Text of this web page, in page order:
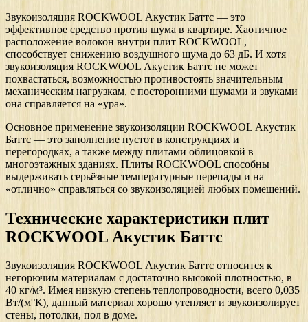
Звукоизоляция ROCKWOOL Акустик Баттс — это
эффективное средство против шума в квартире. Хаотичное
расположение волокон внутри плит ROCKWOOL,
способствует снижению воздушного шума до 63 дБ. И хотя
звукоизоляция ROCKWOOL Акустик Баттс не может
похвастаться, возможностью противостоять значительным
механическим нагрузкам, с посторонними шумами и звуками
она справляется на «ура».
Основное применение звукоизоляции ROCKWOOL Акустик
Баттс — это заполнение пустот в конструкциях и
перегородках, а также между плитами облицовкой в
многоэтажных зданиях. Плиты ROCKWOOL способны
выдерживать серьёзные температурные перепады и на
«отлично» справляться со звукоизоляцией любых помещений.
Технические характеристики плит
ROCKWOOL Акустик Баттс
Звукоизоляция ROCKWOOL Акустик Баттс относится к
негорючим материалам с достаточно высокой плотностью, в
40 кг/м³. Имея низкую степень теплопроводности, всего 0,035
Вт/(м°К), данный материал хорошо утепляет и звукоизолирует
стены, потолки, пол в доме.